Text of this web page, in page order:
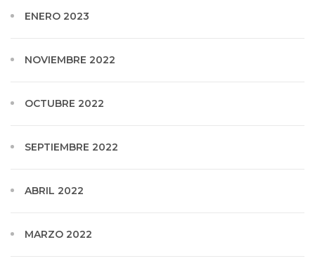
ENERO 2023
NOVIEMBRE 2022
OCTUBRE 2022
SEPTIEMBRE 2022
ABRIL 2022
MARZO 2022